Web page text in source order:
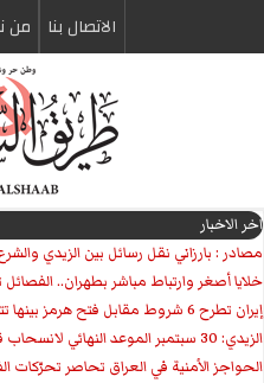
الاتصال بنا من
اخر الاخبار
مصادر : بارزاني نقل رسائل بين الزيدي
خلايا أصغر وارتباط مباشر بطهران..
إيران تطرح 6 شروط مقابل فتح هرمز بينها تتعلق بالعراق
الزيدي: 30 سبتمبر الموعد النهائي لانسحاب قوات التحالف
الحواجز الأمنية في العراق تحاصر تحرّكات